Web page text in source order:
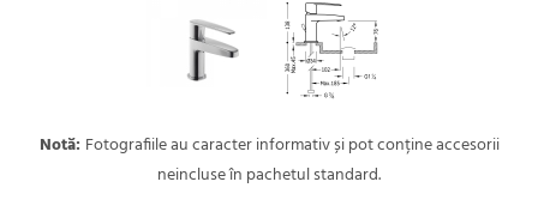
Notă: Fotografiile au caracter informativ și pot conține accesorii
neincluse în pachetul standard.